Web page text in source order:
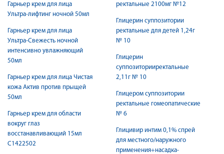
Гарньер крем для лица
Ультра-лифтинг ночной 50мл
Гарньер крем для лица
Ультра-Свежесть ночной
интенсивно увлажняющий
50мл
Гарньер крем для лица Чистая
кожа Актив против прыщей
50мл
Гарньер крем для области
вокруг глаз
восстанавливающий 15мл
С1422502
ректальные 2100мг №12
Глицерин суппозитории
ректальные для детей 1,24г
№ 10
Глицерин
суппозиторииректальные
2,11г № 10
Глицером суппозитории
ректальные гомеопатические
№ 6
Глицивир интим 0,1% спрей
для местного/наружного
применения+насадка-